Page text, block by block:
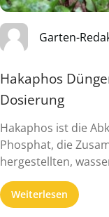
Garten-
Hakaphos
Dosierung
Hakaphos ist die
Phosphat, die
hergestellten,
Weiterlesen